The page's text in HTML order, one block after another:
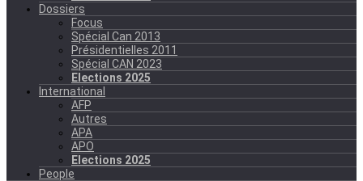
Dossiers
Focus
Spécial Can 2013
Présidentielles 2011
Spécial CAN 2023
Elections 2025
International
AFP
Autres
APA
APO
Elections 2025
People